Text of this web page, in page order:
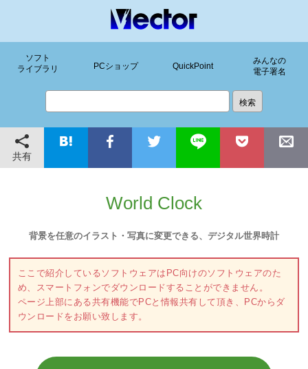
ソフト
ライブラリ
PCショップ QuickPoint
みんなの
電子署名
共有
World Clock
背景を任意のイラスト・写真に変更できる、デジタル世界時計
ここで紹介しているソフトウェアはPC向けのソフトウェアのた
め、スマートフォンでダウンロードすることができません。
ページ上部にある共有機能でPCと情報共有して頂き、PCからダ
ウンロードをお願い致します。